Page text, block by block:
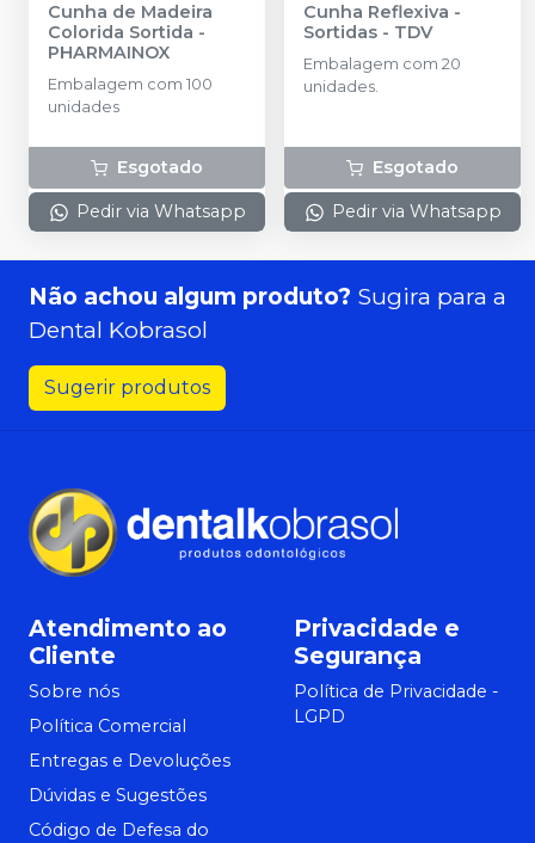
Cunha de Madeira
Colorida Sortida -
PHARMAINOX
Embalagem com 100
unidades
Esgotado
Pedir via Whatsapp
Cunha Reflexiva -
Sortidas - TDV
Embalagem com 20
unidades.
Esgotado
Pedir via Whatsapp
Não achou algum produto? Sugira para a
Dental Kobrasol
Sugerir produtos
Atendimento ao
Cliente
Sobre nós
Política Comercial
Entregas e Devoluções
Dúvidas e Sugestões
Código de Defesa do
Privacidade e
Segurança
Política de Privacidade -
LGPD